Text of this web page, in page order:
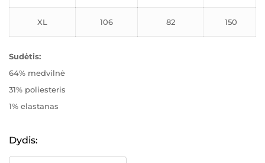
XL 106 82 150
Sudėtis:
64% medvilnė
31% poliesteris
1% elastanas
Dydis: